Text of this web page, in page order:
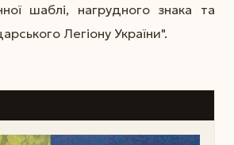
шаблі, нагрудного знака та
Легіону України".